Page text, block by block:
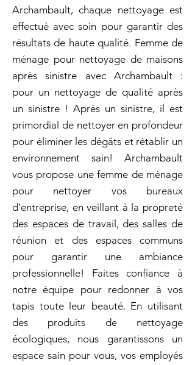
Archambault, chaque nettoyage est
effectué avec soin pour garantir des
résultats de haute qualité. Femme de
ménage pour nettoyage de maisons
après sinistre avec Archambault :
pour un nettoyage de qualité après
un sinistre ! Après un sinistre, il est
primordial de nettoyer en profondeur
pour éliminer les dégâts et rétablir un
environnement sain! Archambault
vous propose une femme de ménage
pour nettoyer vos bureaux
d'entreprise, en veillant à la propreté
des espaces de travail, des salles de
réunion et des espaces communs
pour garantir une ambiance
professionnelle! Faites confiance à
notre équipe pour redonner à vos
tapis toute leur beauté. En utilisant
des produits de nettoyage
écologiques, nous garantissons un
espace sain pour vous, vos employés